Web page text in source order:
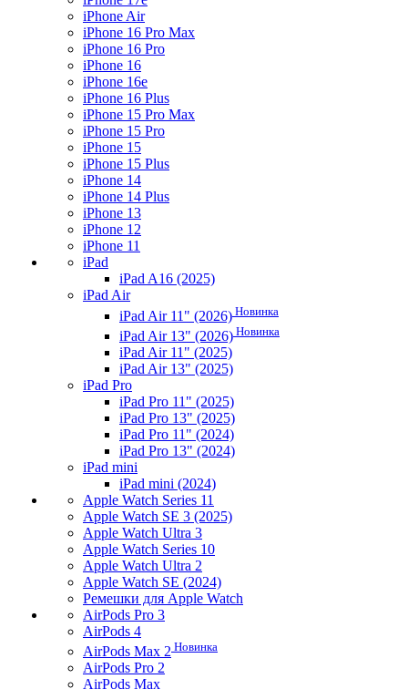
iPhone Air
iPhone 16 Pro Max
iPhone 16 Pro
iPhone 16
iPhone 16e
iPhone 16 Plus
iPhone 15 Pro Max
iPhone 15 Pro
iPhone 15
iPhone 15 Plus
iPhone 14
iPhone 14 Plus
iPhone 13
iPhone 12
iPhone 11
iPad
iPad A16 (2025)
iPad Air
iPad Air 11" (2026) Новинка
iPad Air 13" (2026) Новинка
iPad Air 11" (2025)
iPad Air 13" (2025)
iPad Pro
iPad Pro 11" (2025)
iPad Pro 13" (2025)
iPad Pro 11" (2024)
iPad Pro 13" (2024)
iPad mini
iPad mini (2024)
Apple Watch Series 11
Apple Watch SE 3 (2025)
Apple Watch Ultra 3
Apple Watch Series 10
Apple Watch Ultra 2
Apple Watch SE (2024)
Ремешки для Apple Watch
AirPods Pro 3
AirPods 4
AirPods Max 2 Новинка
AirPods Pro 2
AirPods Max